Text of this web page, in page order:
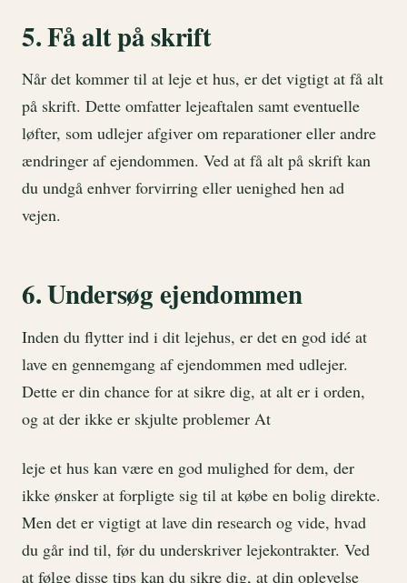
5. Få alt på skrift
Når det kommer til at leje et hus, er det vigtigt at få alt
på skrift. Dette omfatter lejeaftalen samt eventuelle
løfter, som udlejer afgiver om reparationer eller andre
ændringer af ejendommen. Ved at få alt på skrift kan
du undgå enhver forvirring eller uenighed hen ad
vejen.
6. Undersøg ejendommen
Inden du flytter ind i dit lejehus, er det en god idé at
lave en gennemgang af ejendommen med udlejer.
Dette er din chance for at sikre dig, at alt er i orden,
og at der ikke er skjulte problemer At
leje et hus kan være en god mulighed for dem, der
ikke ønsker at forpligte sig til at købe en bolig direkte.
Men det er vigtigt at lave din research og vide, hvad
du går ind til, før du underskriver lejekontrakter. Ved
at følge disse tips kan du sikre dig, at din oplevelse